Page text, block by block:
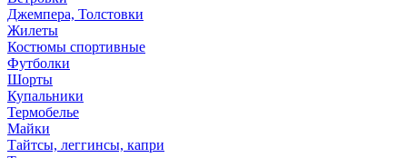
Джемпера, Толстовки
Жилеты
Костюмы спортивные
Футболки
Шорты
Купальники
Термобелье
Майки
Тайтсы, леггинсы, капри